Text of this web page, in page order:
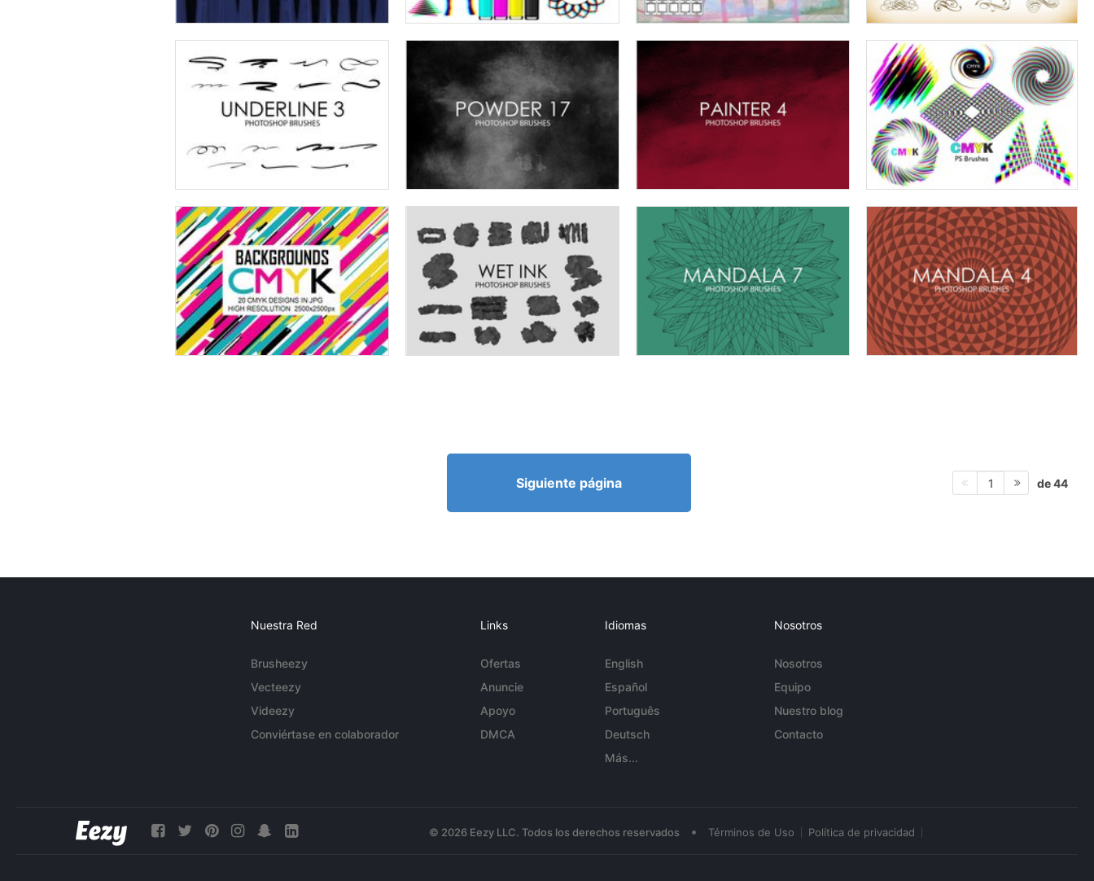
Siguiente página 1 de 44
Nuestra Red
Brusheezy
Vecteezy
Videezy
Conviértase en colaborador
Links
Ofertas
Anuncie
Apoyo
DMCA
Idiomas
English
Español
Português
Deutsch
Más...
Nosotros
Nosotros
Equipo
Nuestro blog
Contacto
© 2026 Eezy LLC. Todos los derechos reservados • Términos de Uso Política de privacidad